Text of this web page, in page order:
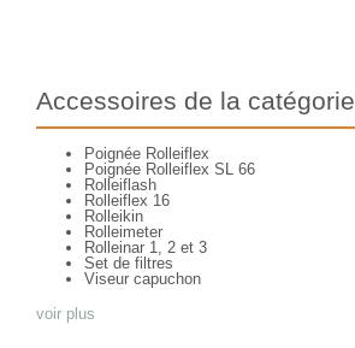
Accessoires de la catégorie
Poignée Rolleiflex
Poignée Rolleiflex SL 66
Rolleiflash
Rolleiflex 16
Rolleikin
Rolleimeter
Rolleinar 1, 2 et 3
Set de filtres
Viseur capuchon
voir plus